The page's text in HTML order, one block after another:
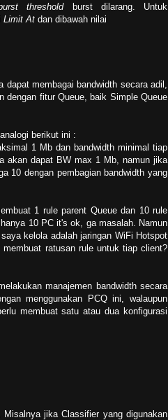
thresholdburst dilarang. Untuk
Limit At dan dibawah nilai
membagai bandwidth secara adil,
dengan fitur Queue, baik Simple Queue
berikut ini :
1 Mb dan bandwidth minimal tiap
akan dapat BW max 1 Mb, namun jika
10 dengan pembagian bandwidth yang
1 rule parent Queue dan 10 rule
10 PC it's ok, ga masalah. Namun
kelola adalah jaringan WiFi Hotspot
ratusan rule untuk tiap client?
manajemen bandwidth secara
menggunakan PCQ ini, walaupun
membuat satu atau dua konfigurasi
jika Classifier yang digunakan